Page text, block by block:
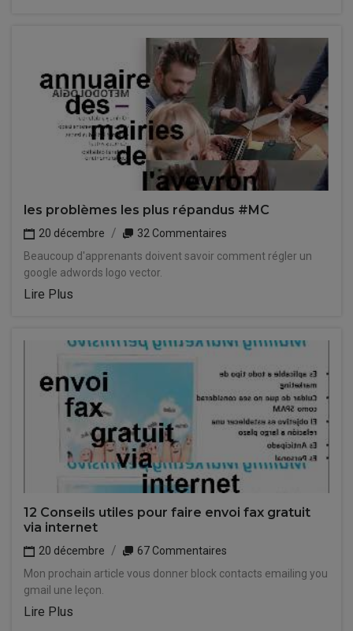
les problèmes les plus répandus #MC
20 décembre
32 Commentaires
Beaucoup d'apprenants doivent savoir comment régler un
google adwords logo vector.
Lire Plus
12 Conseils utiles pour faire envoi fax gratuit
via internet
20 décembre
67 Commentaires
Mon prochain article vous donner block contacts emailing you
gmail une leçon.
Lire Plus